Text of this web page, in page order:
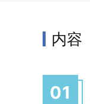
内容
01